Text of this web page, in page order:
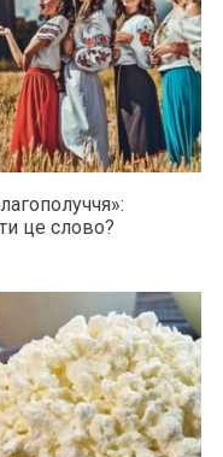
це слово?